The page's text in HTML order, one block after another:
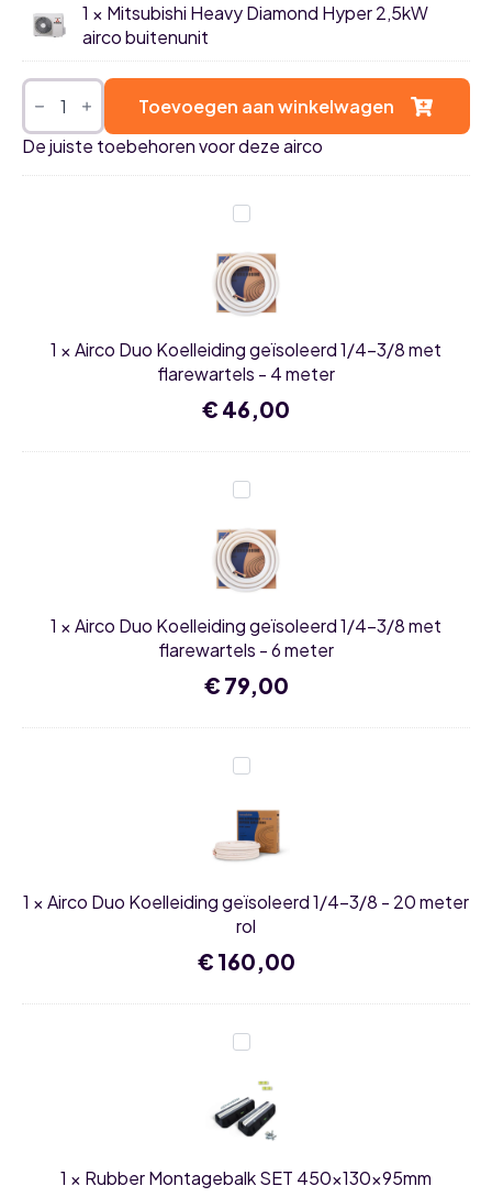
1 × Mitsubishi Heavy Diamond Hyper 2,5kW
airco buitenunit
Mitsubishi
Heavy
Diamond
Hyper
2,5kW
airco
Toevoegen aan winkelwagen
De juiste toebehoren voor deze airco
Airco
Duo
Koelleiding
geïsoleerd
1/4-
3/8
met
-
4
meter
1 ×Airco Duo Koelleiding geïsoleerd 1/4-3/8 met
flarewartels - 4 meter
€ 46,00
Airco
Duo
Koelleiding
geïsoleerd
1/4-
3/8
met
-
6
meter
1 ×Airco Duo Koelleiding geïsoleerd 1/4-3/8 met
flarewartels - 6 meter
€ 79,00
Airco
Duo
geïsoleerd
1/4-
3/8
meter
rol
1 ×Airco Duo Koelleiding geïsoleerd 1/4-3/8 - 20 meter
rol
€ 160,00
Rubber
Montagebalk
SET
450x130x95mm
1 × Rubber Montagebalk SET 450x130x95mm